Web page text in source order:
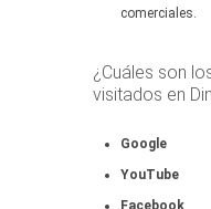
comerciales.
¿Cuáles son
visitados en
Google
YouTube
Facebook